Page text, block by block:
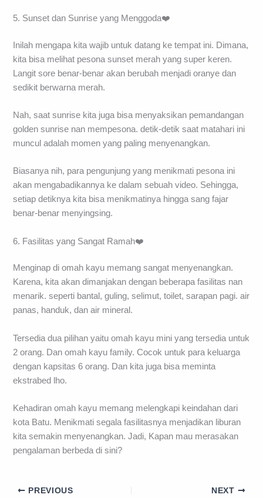
5. Sunset dan Sunrise yang Menggoda❤️
Inilah mengapa kita wajib untuk datang ke tempat ini. Dimana,
kita bisa melihat pesona sunset merah yang super keren.
Langit sore benar-benar akan berubah menjadi oranye dan
sedikit berwarna merah.
Nah, saat sunrise kita juga bisa menyaksikan pemandangan
golden sunrise nan mempesona. detik-detik saat matahari ini
muncul adalah momen yang paling menyenangkan.
Biasanya nih, para pengunjung yang menikmati pesona ini
akan mengabadikannya ke dalam sebuah video. Sehingga,
setiap detiknya kita bisa menikmatinya hingga sang fajar
benar-benar menyingsing.
6. Fasilitas yang Sangat Ramah❤️
Menginap di omah kayu memang sangat menyenangkan.
Karena, kita akan dimanjakan dengan beberapa fasilitas nan
menarik. seperti bantal, guling, selimut, toilet, sarapan pagi. air
panas, handuk, dan air mineral.
Tersedia dua pilihan yaitu omah kayu mini yang tersedia untuk
2 orang. Dan omah kayu family. Cocok untuk para keluarga
dengan kapsitas 6 orang. Dan kita juga bisa meminta
ekstrabed lho.
Kehadiran omah kayu memang melengkapi keindahan dari
kota Batu. Menikmati segala fasilitasnya menjadikan liburan
kita semakin menyenangkan. Jadi, Kapan mau merasakan
pengalaman berbeda di sini?
PREVIOUS NEXT